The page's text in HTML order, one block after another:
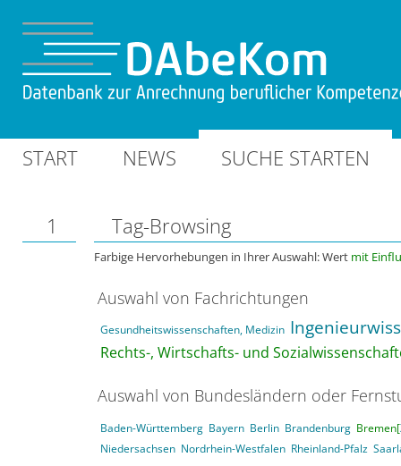
START NEWS SUCHE STARTEN
1 Tag-Browsing
Farbige Hervorhebungen in Ihrer Auswahl: Wert mit
Auswahl von Fachrichtungen
Gesundheitswissenschaften, Medizin
Rechts-, Wirtschafts- und
Auswahl von Bundesländern oder
Baden-Württemberg Bayern Berlin Brandenburg Bremen[
Niedersachsen Nordrhein-Westfalen Rheinland-Pfalz